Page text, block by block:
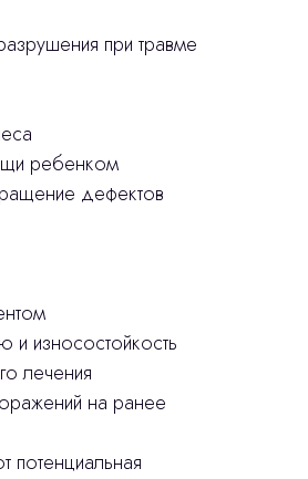
при травме
ребенком
дефектов
и износостойкость
лечения
на ранее
потенциальная